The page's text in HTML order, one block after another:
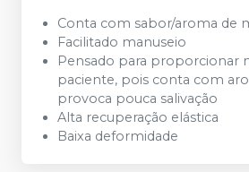
Conta com sabor/aroma de
Facilitado manuseio
Pensado para proporcionar
paciente, pois conta com
provoca pouca salivação
Alta recuperação elástica
Baixa deformidade